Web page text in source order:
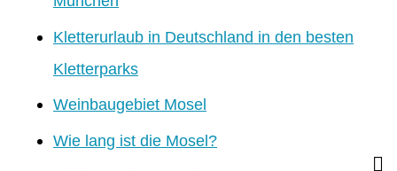
Kletterurlaub in Deutschland in den besten
Kletterparks
Weinbaugebiet Mosel
Wie lang ist die Mosel?